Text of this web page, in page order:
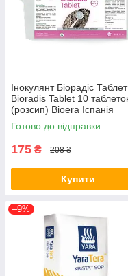
Інокулянт Біорадіс
Bioradis Tablet 10
(розсип) Bioera Іспанія
Готово до відправки
175 ₴ 208 ₴
Купити
–9%